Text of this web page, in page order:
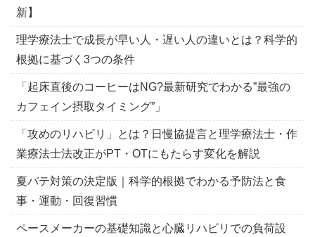
新】
理学療法士で成長が早い人・遅い人の違いとは？科学的
根拠に基づく3つの条件
「起床直後のコーヒーはNG?最新研究でわかる”最強の
カフェイン摂取タイミング”」
「攻めのリハビリ」とは？日慢協提言と理学療法士・作
業療法士法改正がPT・OTにもたらす変化を解説
夏バテ対策の決定版｜科学的根拠でわかる予防法と食
事・運動・回復習慣
ペースメーカーの基礎知識と心臓リハビリでの負荷設